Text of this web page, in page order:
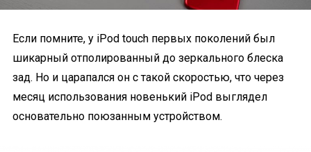
Если помните, у iPod touch первых поколений был
шикарный отполированный до зеркального блеска
зад. Но и царапался он с такой скоростью, что через
месяц использования новенький iPod выглядел
основательно поюзанным устройством.